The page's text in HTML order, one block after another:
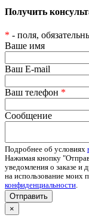
Получить
* - поля,
Ваше имя
Ваш E-mail
Ваш телефон *
Сообщение
Подробнее об условиях
Нажимая кнопку
уведомления о заказе
на использование моих
конфиденциальности.
Отправить
×